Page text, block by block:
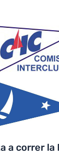
a correr la